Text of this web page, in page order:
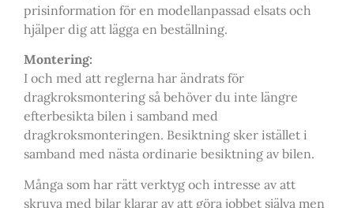
prisinformation för en modellanpassad elsats och
hjälper dig att lägga en beställning.
Montering:
I och med att reglerna har ändrats för
dragkroksmontering så behöver du inte längre
efterbesikta bilen i samband med
dragkroksmonteringen. Besiktning sker istället i
samband med nästa ordinarie besiktning av bilen.
Många som har rätt verktyg och intresse av att
skruva med bilar klarar av att göra jobbet själva men